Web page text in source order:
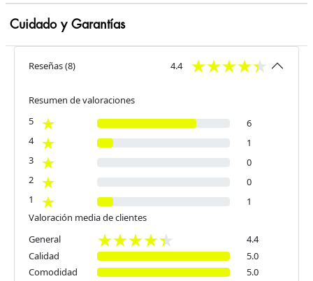
Cuidado y Garantías
Reseñas(8) 4.4
Resumen de valoraciones
5
6
4
1
3
0
2
0
1
1
Valoración media de clientes
General
4.4
Calidad
5.0
Comodidad
5.0